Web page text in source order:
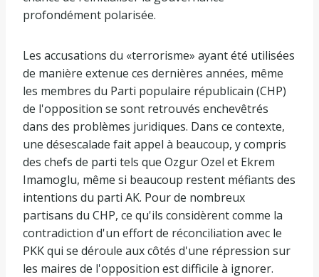
profondément polarisée.
Les accusations du «terrorisme» ayant été utilisées
de manière extenue ces dernières années, même
les membres du Parti populaire républicain (CHP)
de l'opposition se sont retrouvés enchevêtrés
dans des problèmes juridiques. Dans ce contexte,
une désescalade fait appel à beaucoup, y compris
des chefs de parti tels que Ozgur Ozel et Ekrem
Imamoglu, même si beaucoup restent méfiants des
intentions du parti AK. Pour de nombreux
partisans du CHP, ce qu'ils considèrent comme la
contradiction d'un effort de réconciliation avec le
PKK qui se déroule aux côtés d'une répression sur
les maires de l'opposition est difficile à ignorer.